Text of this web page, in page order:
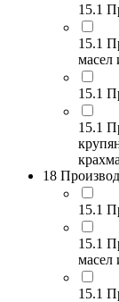
15.1
15.1
масел
15.1
15.1
18
15.1
15.1
масел
15.1